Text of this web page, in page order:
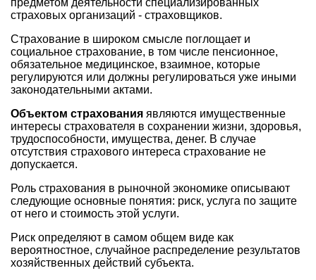
предметом деятельности специализированных
страховых организаций - страховщиков.
Страхование в широком смысле поглощает и
социальное страхование, в том числе пенсионное,
обязательное медицинское, взаимное, которые
регулируются или должны регулироваться уже иными
законодательными актами.
Объектом страхования являются имущественные
интересы страхователя в сохранении жизни, здоровья,
трудоспособности, имущества, денег. В случае
отсутствия страхового интереса страхование не
допускается.
Роль страхования в рыночной экономике описывают
следующие основные понятия: риск, услуга по защите
от него и стоимость этой услуги.
Риск определяют в самом общем виде как
вероятностное, случайное распределение результатов
хозяйственных действий субъекта.